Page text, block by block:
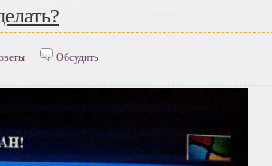
Обсудить